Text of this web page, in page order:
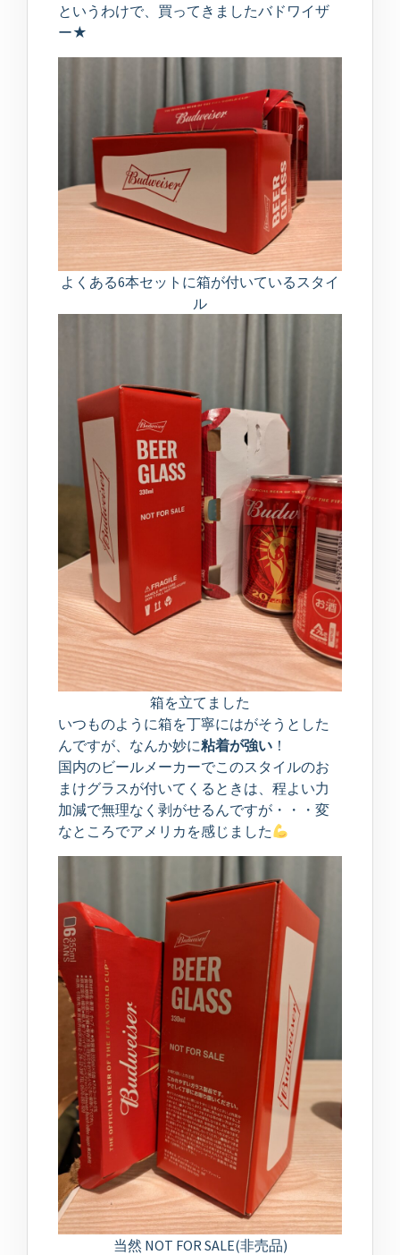
というわけで、買ってきましたバドワイザ
ー★
よくある6本セットに箱が付いているスタイ
ル
箱を立てました
いつものように箱を丁寧にはがそうとした
んですが、なんか妙に粘着が強い ！
国内のビールメーカーでこのスタイルのお
まけグラスが付いてくるときは、程よい力
加減で無理なく剥がせるんですが・・・変
なところでアメリカを感じました
当然 NOT FOR SALE(非売品)